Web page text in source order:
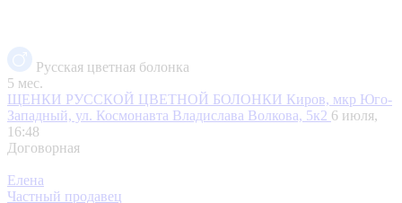
Русская цветная болонка
5 мес.
ЩЕНКИ РУССКОЙ ЦВЕТНОЙ БОЛОНКИ Киров, мкр Юго-
Западный, ул. Космонавта Владислава Волкова, 5к2 6 июля,
16:48
Договорная
Елена
Частный продавец